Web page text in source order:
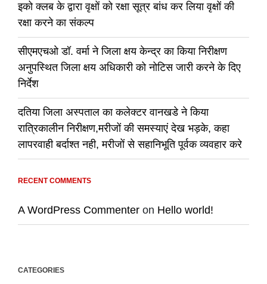
इको क्लब के द्वारा वृक्षों को रक्षा सूत्र बांध कर लिया वृक्षों की
रक्षा करने का संकल्प
सीएमएचओ डॉ. वर्मा ने जिला क्षय केन्द्र का किया निरीक्षण
अनुपस्थित जिला क्षय अधिकारी को नोटिस जारी करने के दिए
निर्देश
दतिया जिला अस्पताल का कलेक्टर वानखडे ने किया
रात्रिकालीन निरीक्षण,मरीजों की समस्याएं देख भड़के, कहा
लापरवाही बर्दाश्त नही, मरीजों से सहानिभूति पूर्वक व्यवहार करे
RECENT COMMENTS
A WordPress Commenter on Hello world!
CATEGORIES